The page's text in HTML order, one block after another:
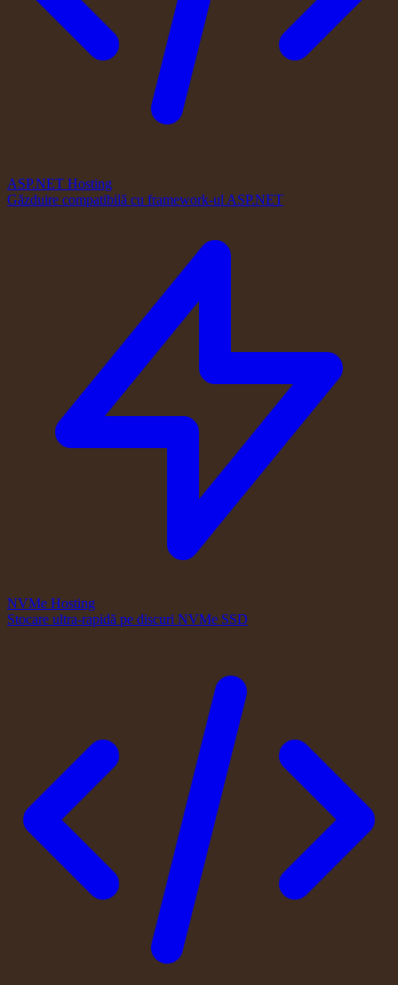
ASP.NET Hosting
Găzduire compatibilă cu framework-ul ASP.NET
NVMe Hosting
Stocare ultra-rapidă pe discuri NVMe SSD